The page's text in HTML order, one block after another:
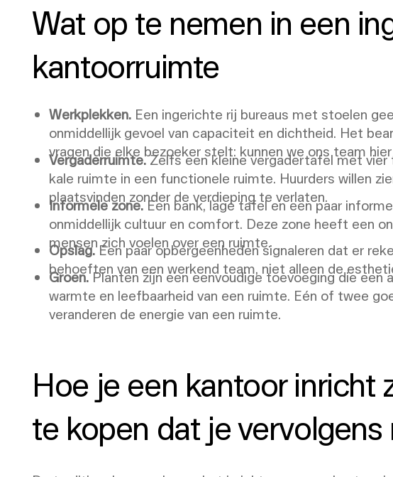
Wat op te nemen in een
kantoorruimte
Werkplekken. Een ingerichte rij bureaus met stoelen
onmiddellijk gevoel van capaciteit en dichtheid. Het
vragen die elke bezoeker stelt: kunnen we ons team
Vergaderruimte.Zelfs een kleine vergadertafel met
kale ruimte in een functionele ruimte. Huurders willen
plaatsvinden zonder de verdieping te verlaten.
Informele zone.Een bank, lage tafel en een paar
onmiddellijk cultuur en comfort. Deze zone heeft een
mensen zich voelen over een ruimte.
Opslag.Een paar opbergeenheden signaleren dat er
behoeften van een werkend team, niet alleen de
Groen.Planten zijn een eenvoudige toevoeging die een
warmte en leefbaarheid van een ruimte. Eén of twee
veranderen de energie van een ruimte.
Hoe je een kantoor inricht
te kopen dat je